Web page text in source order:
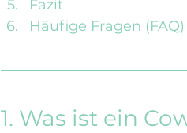
Fazit
Häufige Fragen (FAQ)
1. Was ist ein